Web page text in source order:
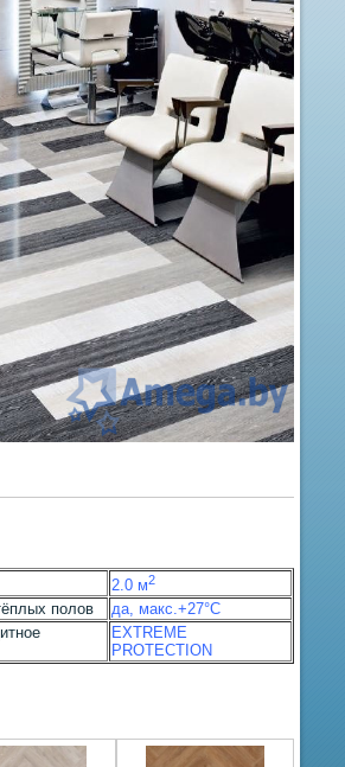
2.0 м2
полов
да, макс.+27°С
EXTREME
PROTECTION